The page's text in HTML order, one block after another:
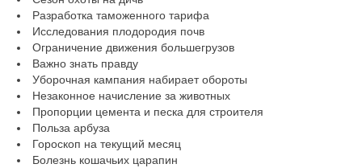
Разработка таможенного тарифа
Исследования плодородия почв
Ограничение движения большегрузов
Важно знать правду
Уборочная кампания набирает обороты
Незаконное начисление за животных
Пропорции цемента и песка для строителя
Польза арбуза
Гороскоп на текущий месяц
Болезнь кошачьих царапин